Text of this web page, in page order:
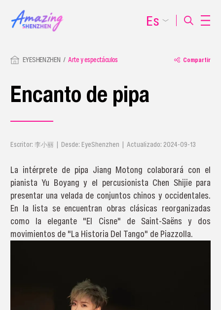
EYESHENZHEN Arte y espectáculos Compartir
Encanto de pipa
Escritor: 李小丽 | Desde: EyeShenzhen | Actualizado: 2024-09-13
La intérprete de pipa Jiang Motong colaborará con el
pianista Yu Boyang y el percusionista Chen Shijie para
presentar una velada de conjuntos chinos y occidentales.
En la lista se encuentran obras clásicas reorganizadas
como la elegante "El Cisne" de Saint-Saëns y dos
movimientos de "La Historia Del Tango" de Piazzolla.
Es